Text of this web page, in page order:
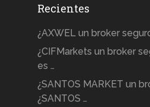
Recientes
¿AXWEL un broker
¿CIFMarkets un broker
es …
¿SANTOS MARKET un
¿SANTOS …